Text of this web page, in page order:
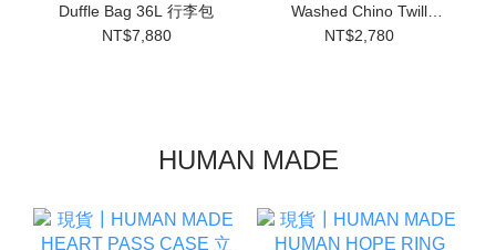
Duffle Bag 36L 行李包
NT$7,880
Washed Chino Twill
Camp Cap 五分割帽 皮NT$2,780
HUMAN MADE